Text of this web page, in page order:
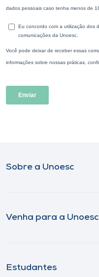
Sobre a Unoesc
Venha para a Unoesc
Estudantes